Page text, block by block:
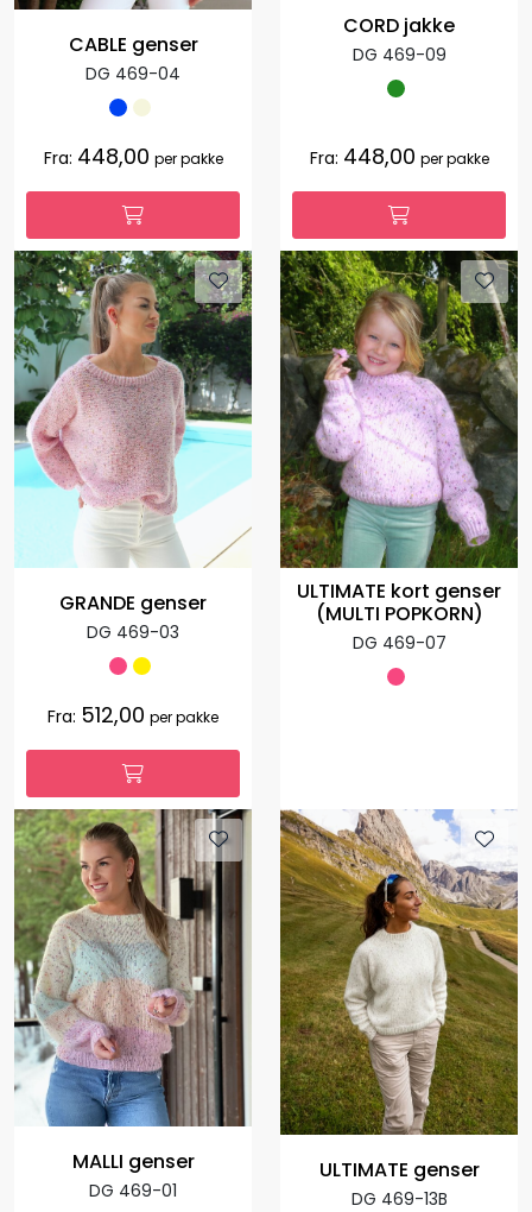
CABLE genser
DG 469-04
Fra: 448,00 per pakke
CORD jakke
DG 469-09
Fra: 448,00 per pakke
GRANDE genser
DG 469-03
Fra: 512,00 per pakke
ULTIMATE kort genser
(MULTI POPKORN)
DG 469-07
MALLI genser
DG 469-01
ULTIMATE genser
DG 469-13B